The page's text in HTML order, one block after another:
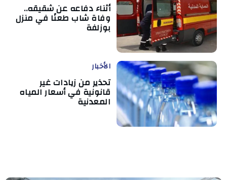
أثناء دفاعه عن شقيقه..
وفاة شاب طعنًا في منزل
بوزلفة
الأخبار
تحذير من زيادات غير
قانونية في أسعار المياه
المعدنية